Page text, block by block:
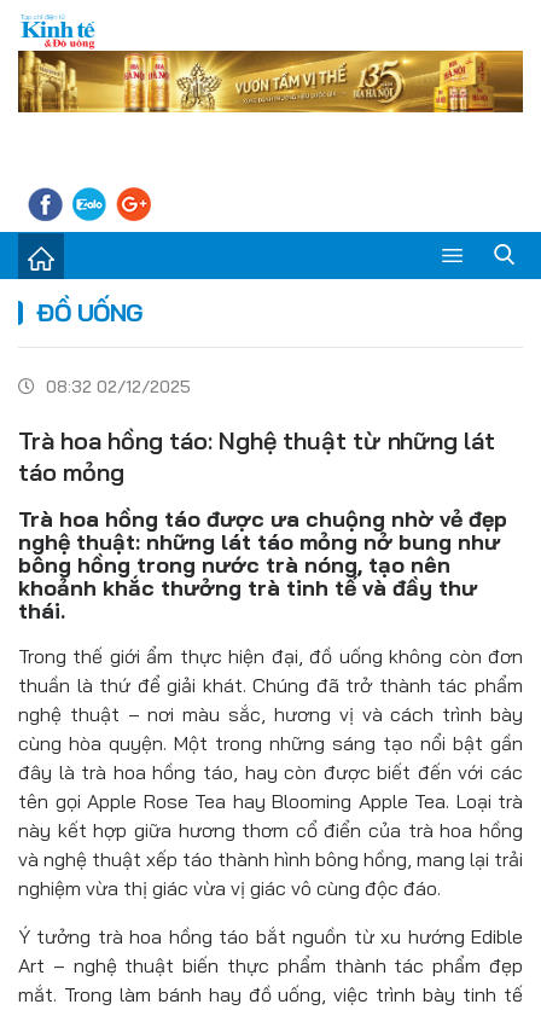
Sự kiện
Kinh tế - Tiêu dùng
Đời sống
Thị trường
Đồ uống
Pháp luật
Khoa giáo
Multimedia
ĐỒ UỐNG
08:32 02/12/2025
Trà hoa hồng táo: Nghệ thuật từ những lát
táo mỏng
Trà hoa hồng táo được ưa chuộng nhờ vẻ đẹp
nghệ thuật: những lát táo mỏng nở bung như
bông hồng trong nước trà nóng, tạo nên
khoảnh khắc thưởng trà tinh tế và đầy thư
thái.
Trong thế giới ẩm thực hiện đại, đồ uống không còn đơn
thuần là thứ để giải khát. Chúng đã trở thành tác phẩm
nghệ thuật – nơi màu sắc, hương vị và cách trình bày
cùng hòa quyện. Một trong những sáng tạo nổi bật gần
đây là trà hoa hồng táo, hay còn được biết đến với các
tên gọi Apple Rose Tea hay Blooming Apple Tea. Loại trà
này kết hợp giữa hương thơm cổ điển của trà hoa hồng
và nghệ thuật xếp táo thành hình bông hồng, mang lại trải
nghiệm vừa thị giác vừa vị giác vô cùng độc đáo.
Ý tưởng trà hoa hồng táo bắt nguồn từ xu hướng Edible
Art – nghệ thuật biến thực phẩm thành tác phẩm đẹp
mắt. Trong làm bánh hay đồ uống, việc trình bày tinh tế